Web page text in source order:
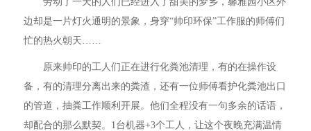
边却是一片灯火通明的景象，身穿“帅印环保”工作服的师傅们
忙的热火朝天……
原来帅印的工人们正在进行化粪池清理，有的在操作设
备，有的清理分离出来的粪渣，还有一位师傅看护化粪池出口
的管道，抽粪工作顺利开展。他们全程没有一句多余的话语，
却配合的那么默契。1台机器+3个工人，让这个夜晚充满温情